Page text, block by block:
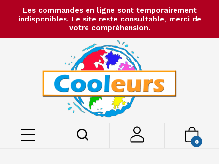
Les commandes en ligne sont temporairement
indisponibles. Le site reste consultable, merci de
votre compréhension.
0